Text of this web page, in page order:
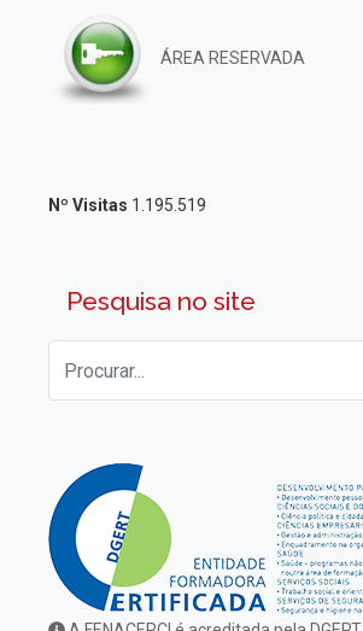
ÁREA RESERVADA
Nº Visitas 1.195.519
Pesquisa no site